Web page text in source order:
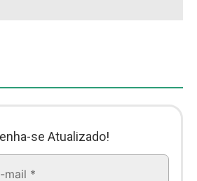
se Atualizado!